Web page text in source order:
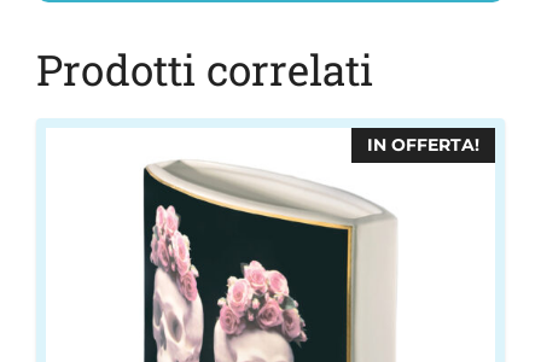
Prodotti correlati
IN OFFERTA!